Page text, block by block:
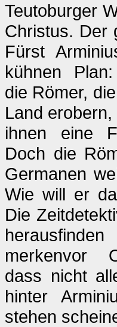
Teutoburger
Christus. Der
Fürst
kühnen
die Römer,
Land
ihnen eine
Doch die
Germanen
Wie will er
Die
merkenvor
dass nicht
hinter
stehen